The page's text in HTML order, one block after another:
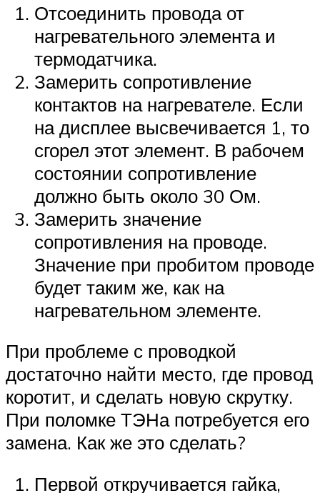
Отсоединить провода от
нагревательного элемента и
термодатчика.
Замерить сопротивление
контактов на нагревателе. Если
на дисплее высвечивается 1, то
сгорел этот элемент. В рабочем
состоянии сопротивление
должно быть около 30 Ом.
Замерить значение
сопротивления на проводе.
Значение при пробитом проводе
будет таким же, как на
нагревательном элементе.
При проблеме с проводкой
достаточно найти место, где провод
коротит, и сделать новую скрутку.
При поломке ТЭНа потребуется его
замена. Как же это сделать?
Первой откручивается гайка,